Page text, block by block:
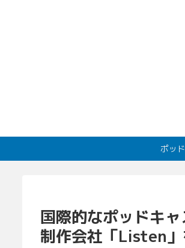
ポッ
国際的なポッドキ
制作会社「Listen